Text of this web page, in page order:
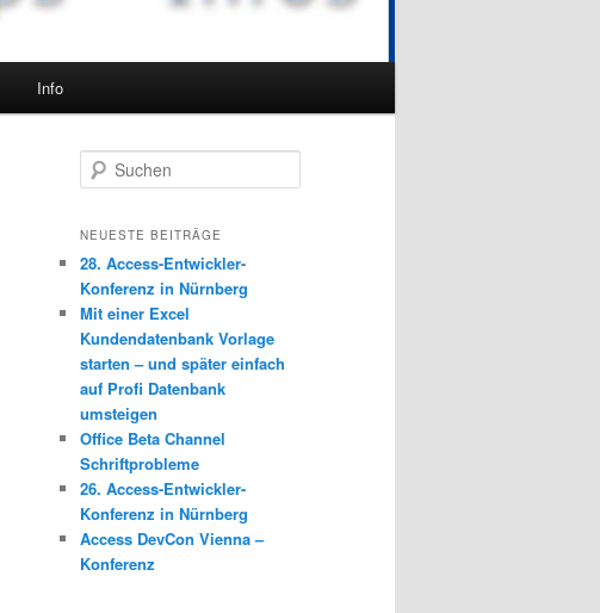
Info
u
h
n
NEUESTE BEITRÄGE
28. Access-Entwickler-
Konferenz in Nürnberg
Mit einer Excel
Kundendatenbank Vorlage
starten – und später einfach
auf Profi Datenbank
umsteigen
Office Beta Channel
Schriftprobleme
26. Access-Entwickler-
Konferenz in Nürnberg
Access DevCon Vienna –
Konferenz